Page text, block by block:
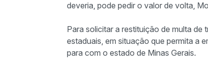
deveria, pode pedir o valor de volta,
Para solicitar a restituição de multa de
estaduais, em situação que permita a
para com o estado de Minas Gerais.